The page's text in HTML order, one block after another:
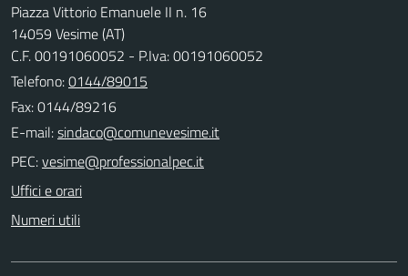
Piazza Vittorio Emanuele II n. 16
14059 Vesime (AT)
C.F. 00191060052 - P.Iva: 00191060052
Telefono:0144/89015
Fax: 0144/89216
E-mail:
PEC:
Uffici e orari
Numeri utili